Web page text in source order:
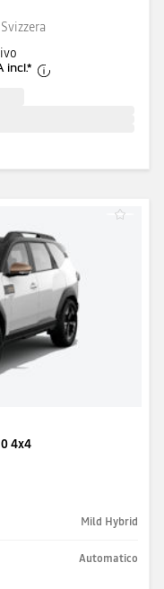
incl.*
4x4
Mild Hybrid
Automatico